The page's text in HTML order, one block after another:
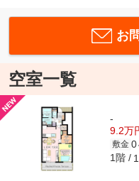
お
空室一覧
-
9.2万
敷金 0
1階